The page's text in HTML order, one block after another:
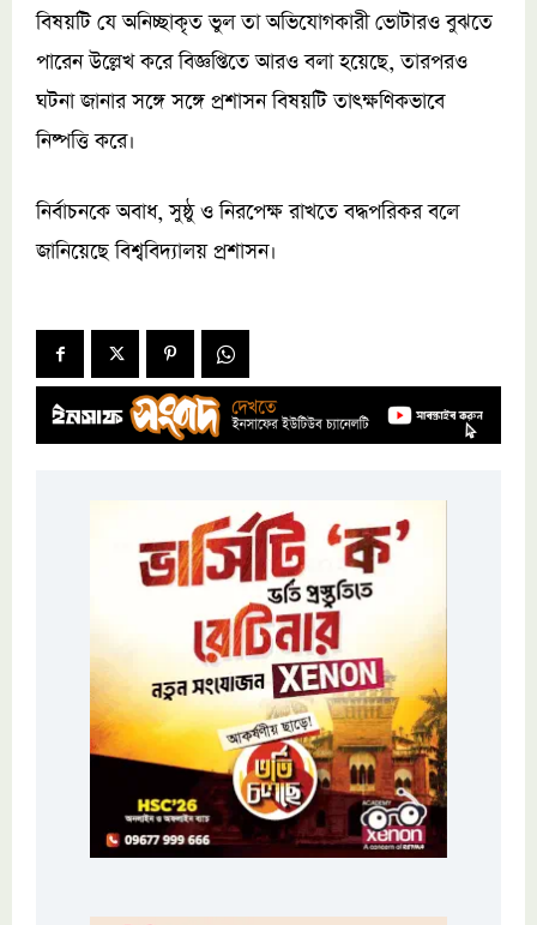
বিষয়টি যে অনিচ্ছাকৃত ভুল তা অভিযোগকারী ভোটারও বুঝতে
পারেন উল্লেখ করে বিজ্ঞপ্তিতে আরও বলা হয়েছে, তারপরও
ঘটনা জানার সঙ্গে সঙ্গে প্রশাসন বিষয়টি তাৎক্ষণিকভাবে
নিষ্পত্তি করে।
নির্বাচনকে অবাধ, সুষ্ঠু ও নিরপেক্ষ রাখতে বদ্ধপরিকর বলে
জানিয়েছে বিশ্ববিদ্যালয় প্রশাসন।